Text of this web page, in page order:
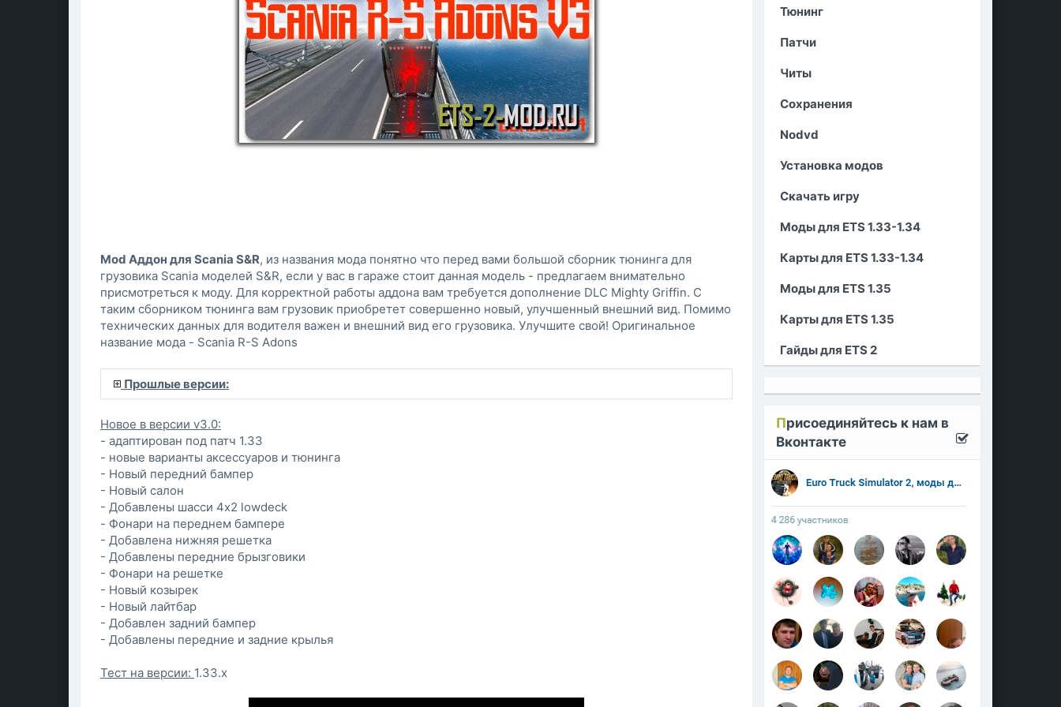
Mod Аддон для Scania S&R, из названия мода понятно что перед вами большой сборник тюнинга для
грузовика Scania моделей S&R, если у вас в гараже стоит данная модель - предлагаем внимательно
присмотреться к моду. Для корректной работы аддона вам требуется дополнение DLC Mighty Griffin. С
таким сборником тюнинга вам грузовик приобретет совершенно новый, улучшенный внешний вид. Помимо
технических данных для водителя важен и внешний вид его грузовика. Улучшите свой! Оригинальное
название мода - Scania R-S Adons
Прошлые версии:
Новое в версии v3.0:
- адаптирован под патч 1.33
- новые варианты аксессуаров и тюнинга
- Новый передний бампер
- Новый салон
- Добавлены шасси 4x2 lowdeck
- Фонари на переднем бампере
- Добавлена нижняя решетка
- Добавлены передние брызговики
- Фонари на решетке
- Новый козырек
- Новый лайтбар
- Добавлен задний бампер
- Добавлены передние и задние крылья
Тест на версии: 1.33.х
Тюнинг
Патчи
Читы
Сохранения
Nodvd
Установка модов
Скачать игру
Моды для ETS 1.33-1.34
Карты для ETS 1.33-1.34
Моды для ETS 1.35
Карты для ETS 1.35
Гайды для ETS 2
Присоединяйтесь к нам в
Вконтакте